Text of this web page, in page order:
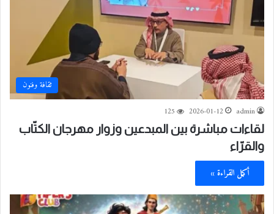
ثقافة وفنون
admin
2026-01-12
125
لقاءات مباشرة بين المبدعين وزوار مهرجان الكتّاب
والقرّاء
أكمل القراءة »